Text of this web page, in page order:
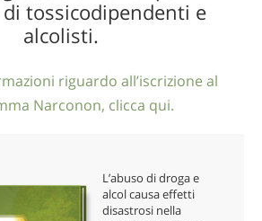
italiano
macedone
olandese
portoghese
russo
tossicodipendenti e
alcolisti.
riguardo all’iscrizione al
Narconon, clicca qui.
L’abuso di droga e
alcol causa effetti
disastrosi nella